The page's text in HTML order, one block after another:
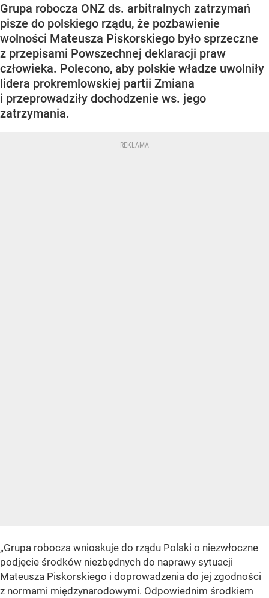
Grupa robocza ONZ ds. arbitralnych zatrzymań
pisze do polskiego rządu, że pozbawienie
wolności Mateusza Piskorskiego było sprzeczne
z przepisami Powszechnej deklaracji praw
człowieka. Polecono, aby polskie władze uwolniły
lidera prokremlowskiej partii Zmiana
i przeprowadziły dochodzenie ws. jego
zatrzymania.
„Grupa robocza wnioskuje do rządu Polski o niezwłoczne
podjęcie środków niezbędnych do naprawy sytuacji
Mateusza Piskorskiego i doprowadzenia do jej zgodności
z normami międzynarodowymi. Odpowiednim środkiem